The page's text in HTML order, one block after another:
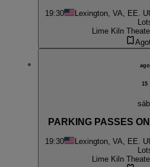
19:30 Lexington, VA, EE.
Lime Kiln
ago
15
sáb.
PARKING PASSES
19:30 Lexington, VA, EE.
Lime Kiln